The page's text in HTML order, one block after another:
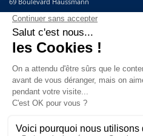
75008, Paris
France
Agence du Sud-Est
291 Rue Albert Caquot
06560 Valbonne